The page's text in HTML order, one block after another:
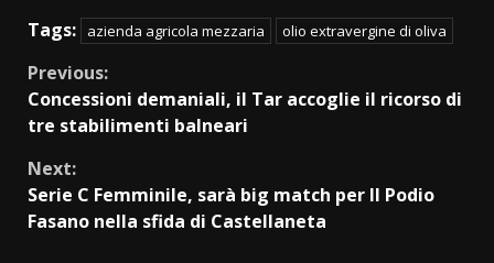
Tags:
azienda agricola mezzaria olio extravergine di oliva
Continue
Reading
Previous:
Concessioni demaniali, il Tar accoglie il ricorso di
tre stabilimenti balneari
Next:
Serie C Femminile, sarà big match per Il Podio
Fasano nella sfida di Castellaneta